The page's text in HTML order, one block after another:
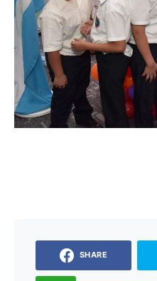
SHARE